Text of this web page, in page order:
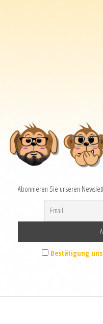
Abonnieren Sie unseren
Bestätigung